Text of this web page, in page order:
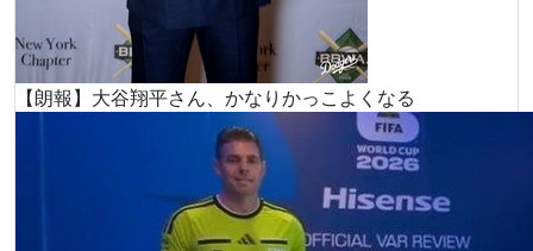
【朗報】大谷翔平さん、かなりかっこよくなる